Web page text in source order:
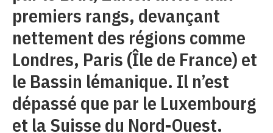
premiers rangs, devançant
nettement des régions comme
Londres, Paris (Île de France) et
le Bassin lémanique. Il n’est
dépassé que par le Luxembourg
et la Suisse du Nord-Ouest.